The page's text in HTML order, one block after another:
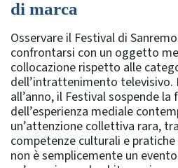
di marca
Osservare il Festival di
confrontarsi con un oggetto
collocazione rispetto alle
dell’intrattenimento televisivo.
all’anno, il Festival sospende
dell’esperienza mediale
un’attenzione collettiva rara,
competenze culturali e
non è semplicemente un